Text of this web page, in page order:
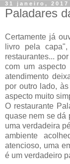
31 janeiro, 2017
Paladares
Certamente já
livro pela
restaurantes...
com um aspecto
atendimento
por outro lado,
aspecto muito
O restaurante
quase nem se dá
uma verdadeira
ambiente
atencioso, uma
é um verdadeiro